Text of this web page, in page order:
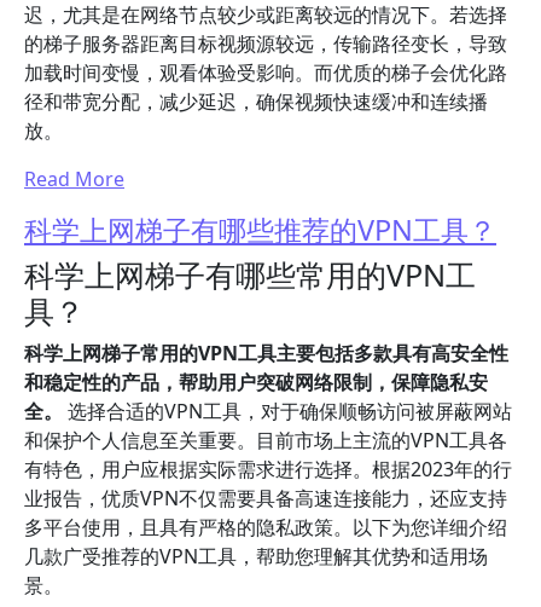
迟，尤其是在网络节点较少或距离较远的情况下。若选择
的梯子服务器距离目标视频源较远，传输路径变长，导致
加载时间变慢，观看体验受影响。而优质的梯子会优化路
径和带宽分配，减少延迟，确保视频快速缓冲和连续播
放。
Read More
科学上网梯子有哪些推荐的VPN工具？
科学上网梯子有哪些常用的VPN工
具？
科学上网梯子常用的VPN工具主要包括多款具有高安全性
和稳定性的产品，帮助用户突破网络限制，保障隐私安
全。
选择合适的VPN工具，对于确保顺畅访问被屏蔽网站
和保护个人信息至关重要。目前市场上主流的VPN工具各
有特色，用户应根据实际需求进行选择。根据2023年的行
业报告，优质VPN不仅需要具备高速连接能力，还应支持
多平台使用，且具有严格的隐私政策。以下为您详细介绍
几款广受推荐的VPN工具，帮助您理解其优势和适用场
景。